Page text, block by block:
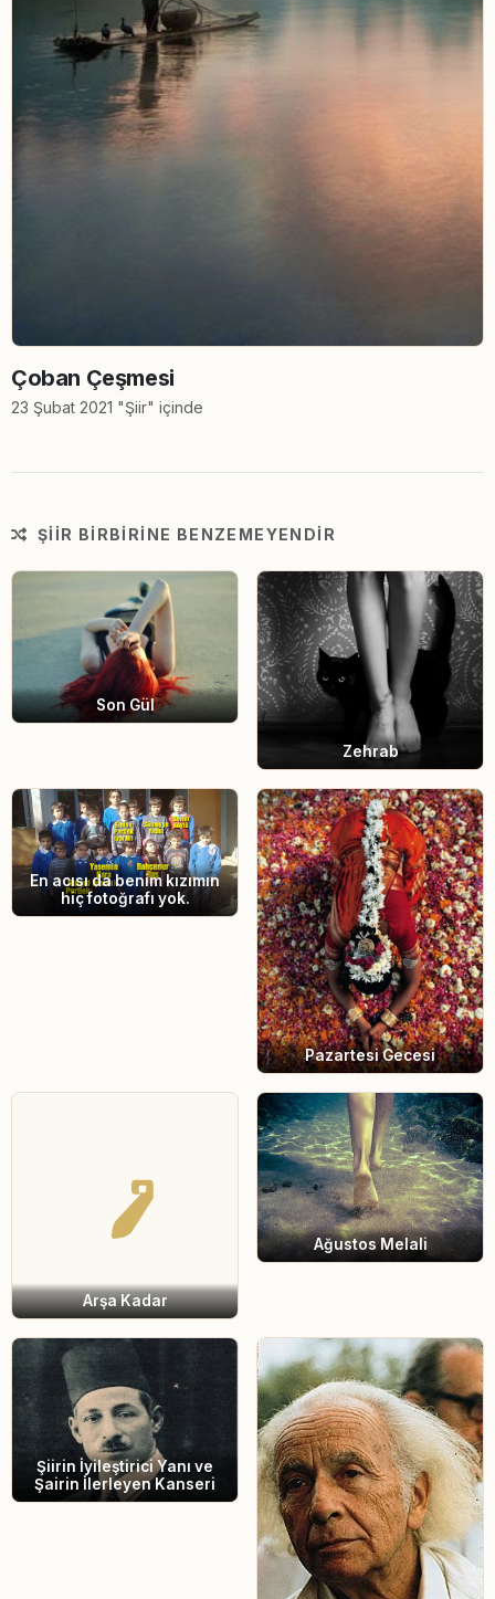
Çoban Çeşmesi
23 Şubat 2021 "Şiir" içinde
ŞIIR BIRBIRINE BENZEMEYENDIR
Son Gül
Zehrab
En acısı da benim kızımın
hiç fotoğrafı yok.
Pazartesi Gecesi
Arşa Kadar
Ağustos Melali
Şiirin İyileştirici Yanı ve
Şairin İlerleyen Kanseri